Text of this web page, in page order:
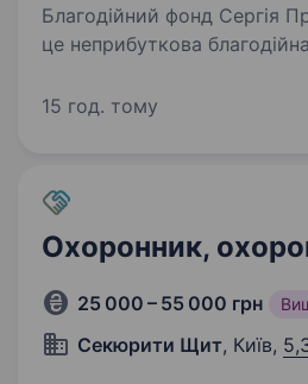
Благодійний фонд Сергія
це неприбуткова
разом із командою. Фонд
15 год. тому
Охоронник,
25 000 – 55 000 грн
Секюрити Щит, Київ,